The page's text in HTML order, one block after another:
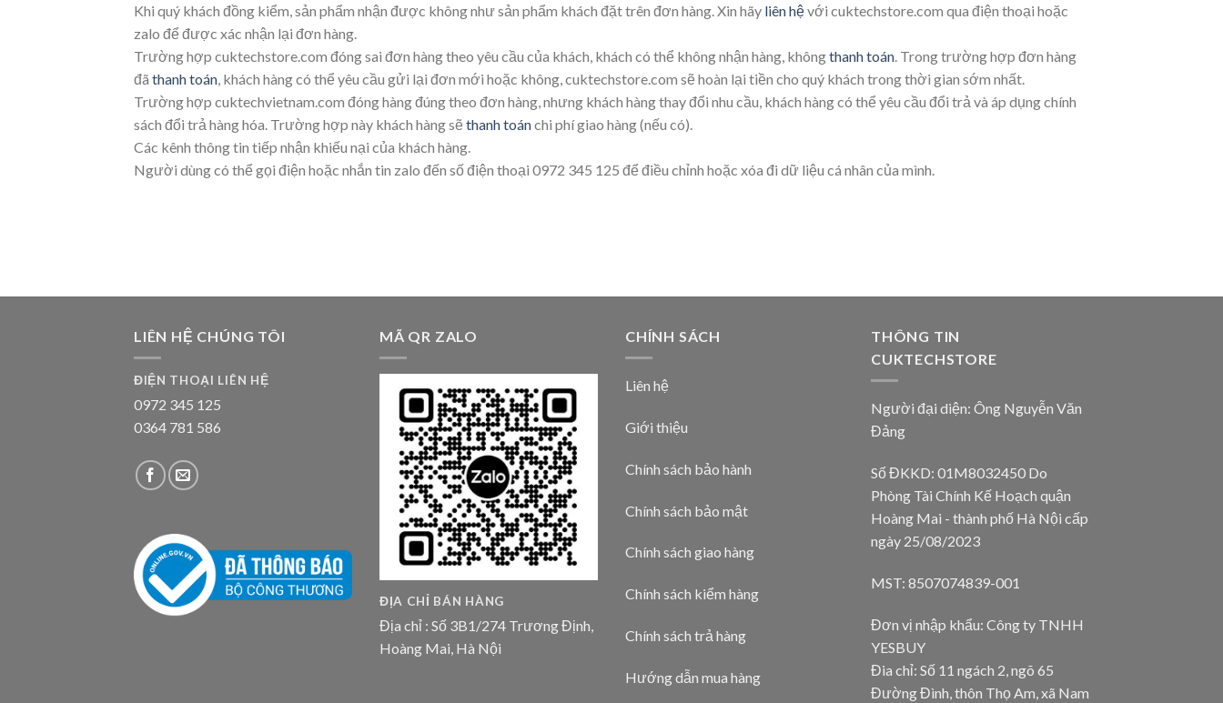
Khi quý khách đồng kiểm, sản phẩm nhận được không như sản phẩm khách đặt trên đơn hàng. Xin hãy liên hệvới cuktechstore.com qua điện thoại hoặc
zalo để được xác nhận lại đơn hàng.
Trường hợp cuktechstore.com đóng sai đơn hàng theo yêu cầu của khách, khách có thể không nhận hàng, khôngthanh toán. Trong trường hợp đơn hàng
đã thanh toán, khách hàng có thể yêu cầu gửi lại đơn mới hoặc không, cuktechstore.com sẽ hoàn lại tiền cho quý khách trong thời gian sớm nhất.
Trường hợp cuktechvietnam.com đóng hàng đúng theo đơn hàng, nhưng khách hàng thay đổi nhu cầu, khách hàng có thể yêu cầu đổi trả và áp dụng chính
sách đổi trả hàng hóa. Trường hợp này khách hàng sẽ thanh toánchi phí giao hàng (nếu có).
Các kênh thông tin tiếp nhận khiếu nại của khách hàng.
Người dùng có thể gọi điện hoặc nhắn tin zalo đến số điện thoại 0972 345 125 để điều chỉnh hoặc xóa đi dữ liệu cá nhân của mình.
LIÊN HỆ CHÚNG TÔI
ĐIỆN THOẠI LIÊN HỆ
0972 345 125
0364 781 586
MÃ QR ZALO
ĐỊA CHỈ BÁN HÀNG
Địa chỉ : Số 3B1/274 Trương Định,
Hoàng Mai, Hà Nội
CHÍNH SÁCH
Liên hệ
Giới thiệu
Chính sách bảo hành
Chính sách bảo mật
Chính sách giao hàng
Chính sách kiểm hàng
Chính sách trả hàng
Hướng dẫn mua hàng
THÔNG TIN
CUKTECHSTORE
Người đại diện: Ông Nguyễn Văn
Đảng
Số ĐKKD: 01M8032450 Do
Phòng Tài Chính Kế Hoạch quận
Hoàng Mai - thành phố Hà Nội cấp
ngày 25/08/2023
MST: 8507074839-001
Đơn vị nhập khẩu: Công ty TNHH
YESBUY
Đia chỉ: Số 11 ngách 2, ngõ 65
Đường Đình, thôn Thọ Am, xã Nam